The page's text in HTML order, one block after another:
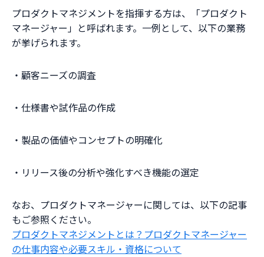
プロダクトマネジメントを指揮する方は、「プロダクト
マネージャー」と呼ばれます。一例として、以下の業務
が挙げられます。
・顧客ニーズの調査
・仕様書や試作品の作成
・製品の価値やコンセプトの明確化
・リリース後の分析や強化すべき機能の選定
なお、プロダクトマネージャーに関しては、以下の記事
もご参照ください。
プロダクトマネジメントとは？プロダクトマネージャー
の仕事内容や必要スキル・資格について